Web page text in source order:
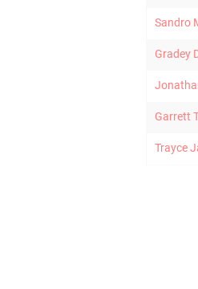
Sandro
Gradey
Garrett
Trayce